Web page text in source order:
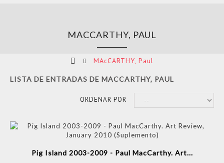
MACCARTHY, PAUL
MAcCARTHY, Paul
LISTA DE ENTRADAS DE MACCARTHY, PAUL
ORDENAR POR
Pig Island 2003-2009 - Paul MacCarthy. Art...